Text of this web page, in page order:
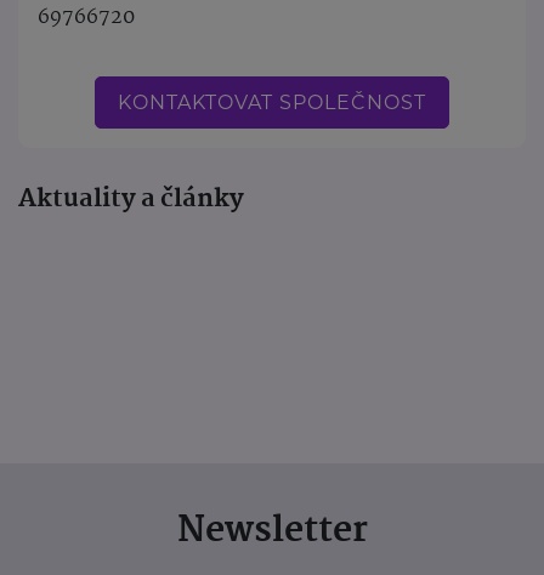
69766720
KONTAKTOVAT SPOLEČNOST
Aktuality a články
Newsletter